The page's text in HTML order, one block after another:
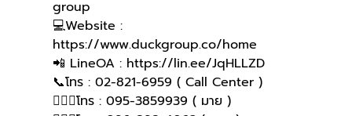
group
💻Website :
https://www.duckgroup.co/home
📲 LineOA : https://lin.ee/JqHLLZD
📞โทร : 02-821-6959 ( Call Center )
🙋🏻‍♀️โทร : 095-3859939 ( มาย )